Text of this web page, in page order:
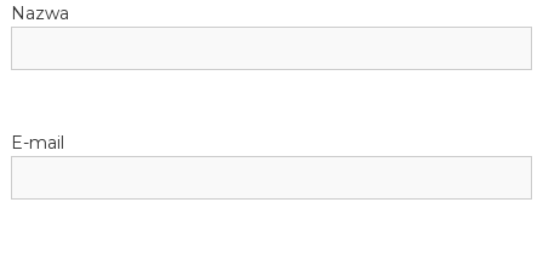
Nazwa
E-mail